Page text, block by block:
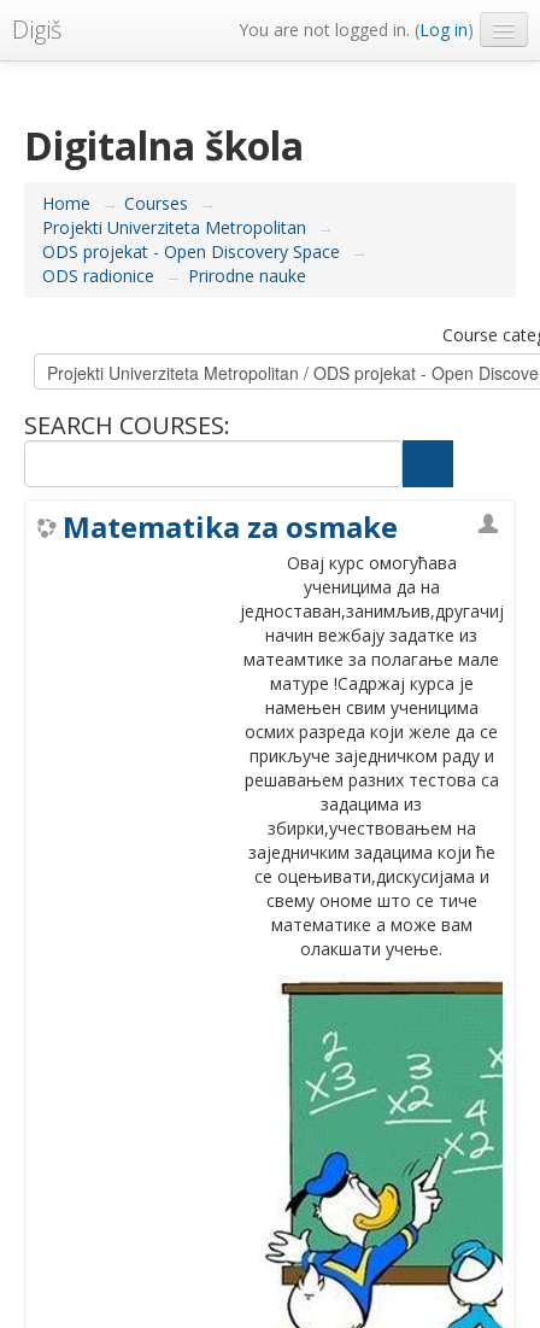
Digiš You are not logged in. (Log in)
English ‎(en)‎
Digitalna škola
Home → Courses
→
Projekti Univerziteta Metropolitan
→
ODS projekat - Open Discovery Space
→
ODS radionice
→ Prirodne nauke
Course
SEARCH COURSES:
Matematika za osmake
Овај курс омогућава
ученицима да на
једноставан,занимљив,другачији
начин вежбају задатке из
матеамтике за полагање мале
матуре !Садржај курса је
намењен свим ученицима
осмих разреда који желе да се
прикључе заједничком раду и
решавањем разних тестова са
задацима из
збирки,учествовањем на
заједничким задацима који ће
се оцењивати,дискусијама и
свему ономе што се тиче
математике а може вам
олакшати учење.